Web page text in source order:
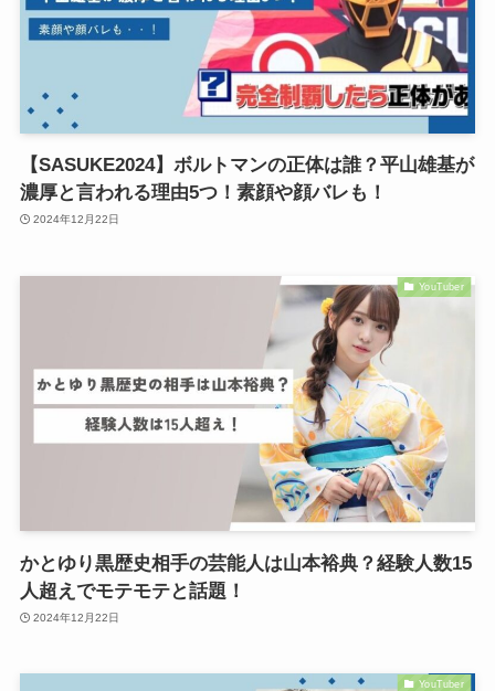
【SASUKE2024】ボルトマンの正体は誰？平山雄基が
濃厚と言われる理由5つ！素顔や顔バレも！
2024年12月22日
YouTuber
かとゆり黒歴史相手の芸能人は山本裕典？経験人数15
人超えでモテモテと話題！
2024年12月22日
YouTuber